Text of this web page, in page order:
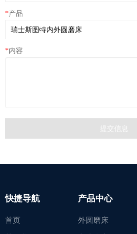
*产品
*内容
快捷导航
首页
产品中心
外圆磨床